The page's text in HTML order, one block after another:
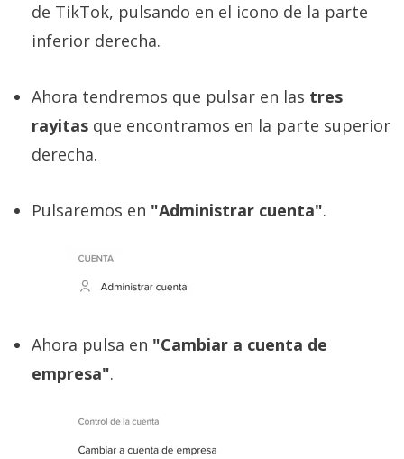
de TikTok, pulsando en el icono de la parte
inferior derecha.
Ahora tendremos que pulsar en las tres
rayitas que encontramos en la parte superior
derecha.
Pulsaremos en "Administrar cuenta".
Ahora pulsa en "Cambiar a cuenta de
empresa".